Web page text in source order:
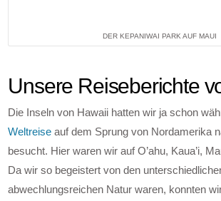
DER KEPANIWAI PARK AUF MAUI
Unsere Reiseberichte
Die Inseln von Hawaii hatten wir ja schon
Weltreise auf dem Sprung von Nordamerika
besucht. Hier waren wir auf O’ahu, Kaua’i,
Da wir so begeistert von den
abwechlungsreichen Natur waren, konnten